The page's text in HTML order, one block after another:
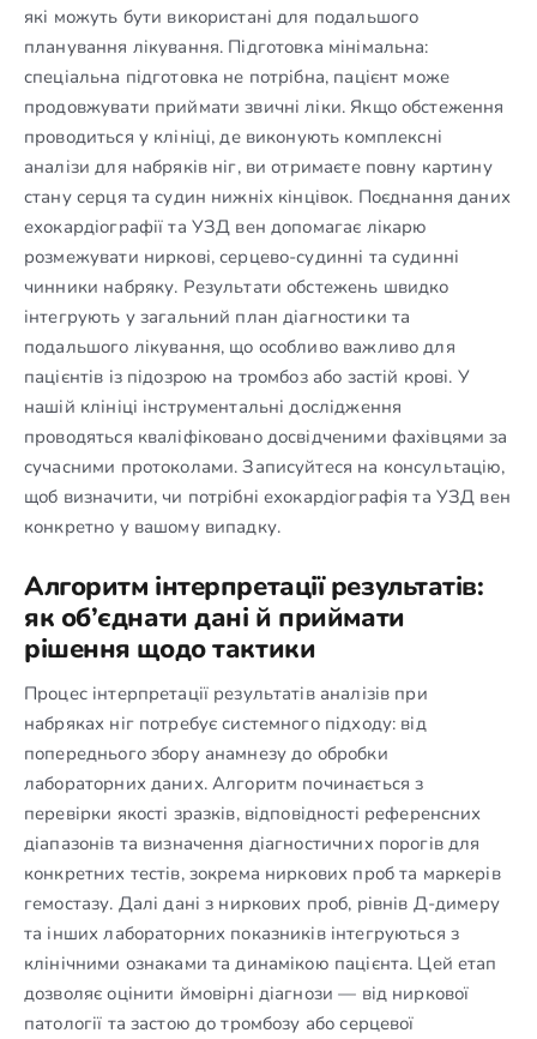
які можуть бути використані для подальшого
планування лікування. Підготовка мінімальна:
спеціальна підготовка не потрібна, пацієнт може
продовжувати приймати звичні ліки. Якщо обстеження
проводиться у клініці, де виконують комплексні
аналізи для набряків ніг, ви отримаєте повну картину
стану серця та судин нижніх кінцівок. Поєднання даних
ехокардіографії та УЗД вен допомагає лікарю
розмежувати ниркові, серцево-судинні та судинні
чинники набряку. Результати обстежень швидко
інтегрують у загальний план діагностики та
подальшого лікування, що особливо важливо для
пацієнтів із підозрою на тромбоз або застій крові. У
нашій клініці інструментальні дослідження
проводяться кваліфіковано досвідченими фахівцями за
сучасними протоколами. Записуйтеся на консультацію,
щоб визначити, чи потрібні ехокардіографія та УЗД вен
конкретно у вашому випадку.
Алгоритм інтерпретації результатів:
як об’єднати дані й приймати
рішення щодо тактики
Процес інтерпретації результатів аналізів при
набряках ніг потребує системного підходу: від
попереднього збору анамнезу до обробки
лабораторних даних. Алгоритм починається з
перевірки якості зразків, відповідності референсних
діапазонів та визначення діагностичних порогів для
конкретних тестів, зокрема ниркових проб та маркерів
гемостазу. Далі дані з ниркових проб, рівнів Д-димеру
та інших лабораторних показників інтегруються з
клінічними ознаками та динамікою пацієнта. Цей етап
дозволяє оцінити ймовірні діагнози — від ниркової
патології та застою до тромбозу або серцевої